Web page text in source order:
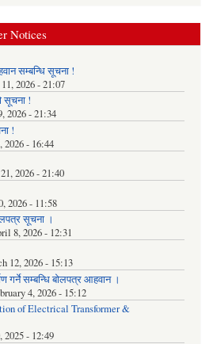
Notices
सम्बन्धि सूचना !
2026 - 21:07
सूचना !
2026 - 21:34
!
2026 - 16:44
2026 - 21:40
2026 - 11:58
सूचना ।
8, 2026 - 12:31
12, 2026 - 15:13
गर्ने सम्बन्धि बोलपत्र आहवान ।
4, 2026 - 15:12
of Electrical Transformer &
2025 - 12:49